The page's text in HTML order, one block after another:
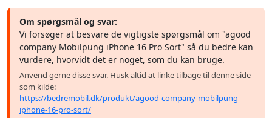
Om spørgsmål og svar:
Vi forsøger at besvare de vigtigste spørgsmål om "agood
company Mobilpung iPhone 16 Pro Sort" så du bedre kan
vurdere, hvorvidt det er noget, som du kan bruge.
Anvend gerne disse svar. Husk altid at linke tilbage til denne side
som kilde:
https://bedremobil.dk/produkt/agood-company-mobilpung-
iphone-16-pro-sort/